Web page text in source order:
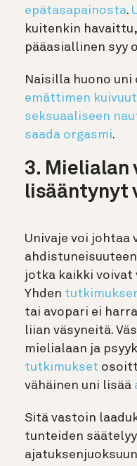
epätasapainosta.
kuitenkin
pääasiallinen syy
Naisilla huono uni
emättimen
seksuaaliseen
saada orgasmi.
3.
lisääntynyt
Univaje voi johtaa
jotka kaikki voivat
Yhden
tai avopari ei
liian väsyneitä.
mielialaan ja
tutkimukset
vähäinen uni lisää
Sitä vastoin
tunteiden